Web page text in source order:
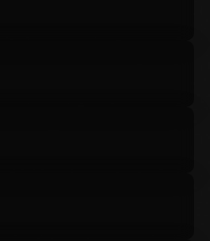
Socio Honorario de Peñarol.
trayectoria como futbolista,
un legado que trascendió
actuación dentro del campo de